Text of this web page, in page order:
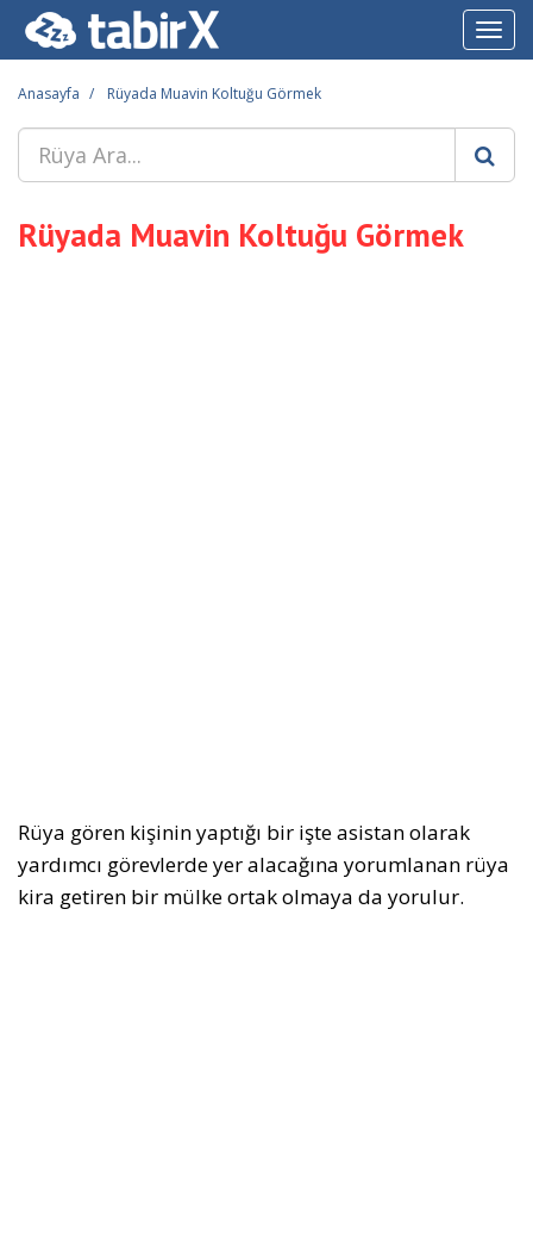
Anasayfa Rüyada Muavin Koltuğu Görmek
Rüyada Muavin Koltuğu Görmek
Rüya gören kişinin yaptığı bir işte asistan olarak
yardımcı görevlerde yer alacağına yorumlanan rüya
kira getiren bir mülke ortak olmaya da yorulur.